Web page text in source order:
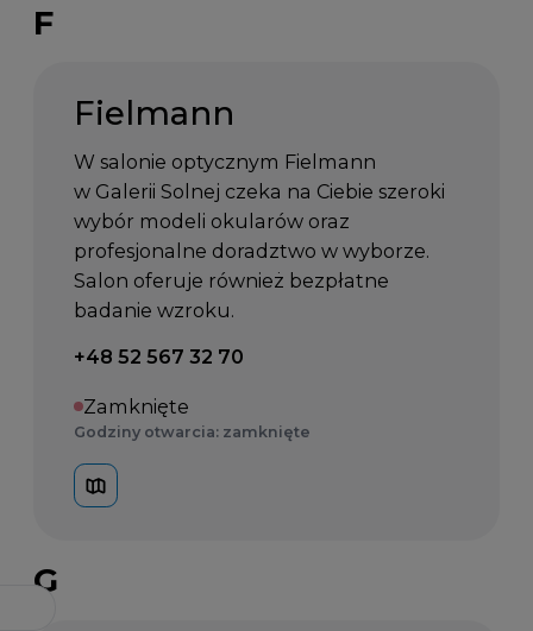
F
Fielmann
W salonie optycznym Fielmann
w Galerii Solnej czeka na Ciebie szeroki
wybór modeli okularów oraz
profesjonalne doradztwo w wyborze.
Salon oferuje również bezpłatne
badanie wzroku.
Telefon kontaktowy:
+48 52 567 32 70
Zamknięte
Godziny otwarcia: zamknięte
G